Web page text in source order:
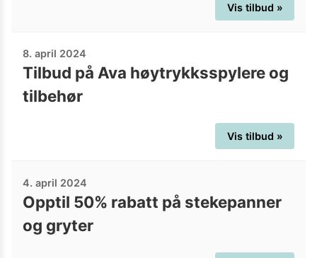
Vis tilbud »
8. april 2024
Tilbud på Ava høytrykksspylere og
tilbehør
Vis tilbud »
4. april 2024
Opptil 50% rabatt på stekepanner
og gryter